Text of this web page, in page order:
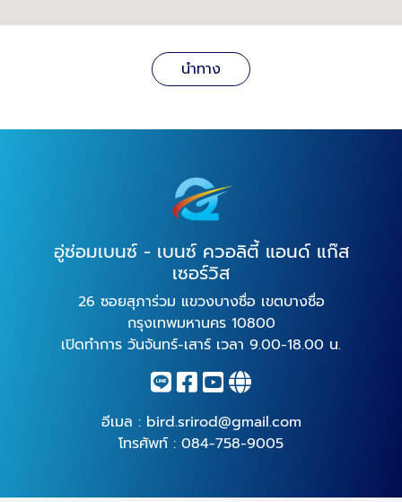
นำทาง
อู่ซ่อมเบนซ์ - เบนซ์ ควอลิตี้ แอนด์ แก๊ส
เซอร์วิส
26 ซอยสุภาร่วม แขวงบางซื่อ เขตบางซื่อ
กรุงเทพมหานคร 10800
เปิดทำการ วันจันทร์-เสาร์ เวลา 9.00-18.00 น.
อีเมล : bird.srirod@gmail.com
โทรศัพท์ : 084-758-9005